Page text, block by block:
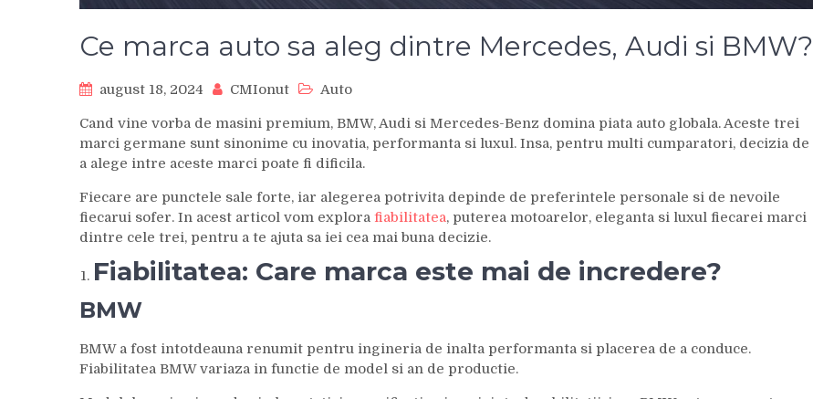
Ce marca auto sa aleg dintre Mercedes, Audi si BMW?
august 18, 2024 CMIonut Auto
Cand vine vorba de masini premium, BMW, Audi si Mercedes-Benz domina piata auto globala. Aceste trei
marci germane sunt sinonime cu inovatia, performanta si luxul. Insa, pentru multi cumparatori, decizia de
a alege intre aceste marci poate fi dificila.
Fiecare are punctele sale forte, iar alegerea potrivita depinde de preferintele personale si de nevoile
fiecarui sofer. In acest articol vom explora fiabilitatea, puterea motoarelor, eleganta si luxul fiecarei marci
dintre cele trei, pentru a te ajuta sa iei cea mai buna decizie.
Fiabilitatea: Care marca este mai de incredere?
BMW
BMW a fost intotdeauna renumit pentru ingineria de inalta performanta si placerea de a conduce.
Fiabilitatea BMW variaza in functie de model si an de productie.